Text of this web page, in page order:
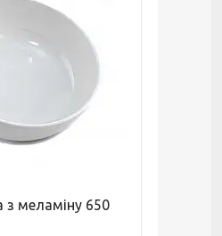
з меламіну 650